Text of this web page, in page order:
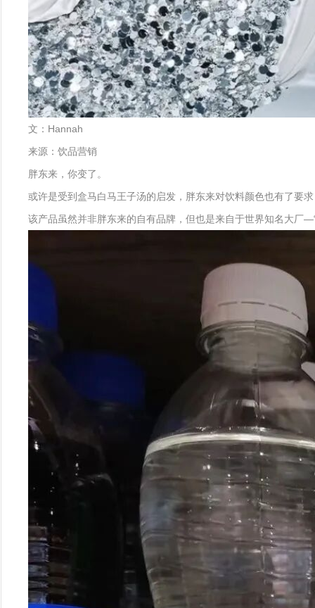
文：Hannah
来源：饮品营销
胖东来，你变了。
或许是受到盒马白马王子汤的启发，胖东来对饮料颜色也有了要
该产品虽然并非胖东来的自有品牌，但也是来自于世界知名大厂